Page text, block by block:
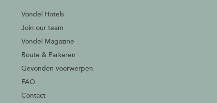
Vondel Hotels
Join our team
Vondel Magazine
Route & Parkeren
Gevonden voorwerpen
FAQ
Contact